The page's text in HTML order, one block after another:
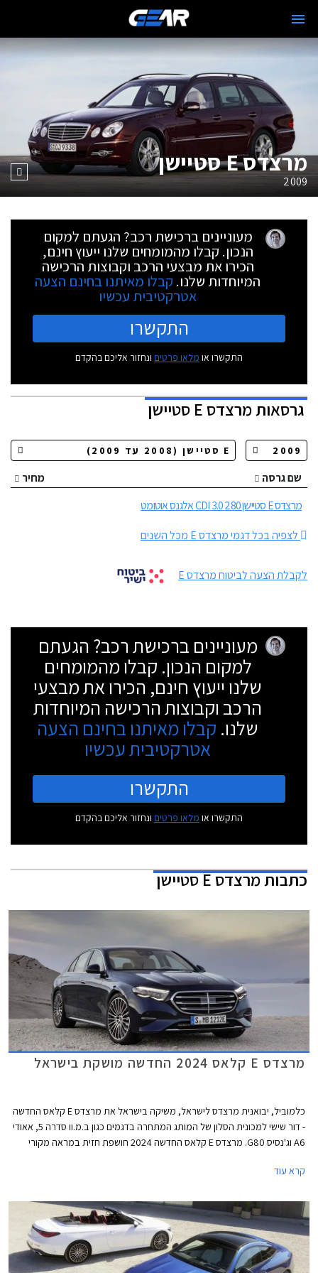
מרצדס E סטיישן
2009
מעוניינים ברכישת רכב? הגעתם למקום
הנכון. קבלו מהמומחים שלנו ייעוץ חינם,
הכירו את מבצעי הרכב וקבוצות הרכישה
המיוחדות שלנו. קבלו מאיתנו בחינם הצעה
אטרקטיבית עכשיו
התקשרו
התקשרו או מלאו פרטים ונחזור אליכם בהקדם
גרסאותמרצדס E סטיישן
שם גרסה
מחיר
מרצדס E סטיישן 280 3.0 CDI אלגנס אוטומט
לצפיה בכל דגמי מרצדס E מכל השנים
לקבלת הצעה לביטוח מרצדס E
מעוניינים ברכישת רכב? הגעתם
למקום הנכון. קבלו מהמומחים
שלנו ייעוץ חינם, הכירו את מבצעי
הרכב וקבוצות הרכישה המיוחדות
שלנו. קבלו מאיתנו בחינם הצעה
אטרקטיבית עכשיו
התקשרו
התקשרו או מלאו פרטים ונחזור אליכם בהקדם
כתבותמרצדס E סטיישן
מרצדס E קלאס 2024 החדשה מושקת בישראל
כלמוביל, יבואנית מרצדס לישראל, משיקה בישראל את מרצדס E קלאס החדשה
- דור שישי למכונית הסלון של המותג המתחרה בדגמים כגון ב.מ.וו סדרה 5, אאודי
A6 וג'נסיס G80. מרצדס E קלאס החדשה 2024 חושפת חזית במראה מקורי
עם מסגרת עבה בצבע שחור מבריק, הגולשת אל עבר הפנסים הקדמיים אשר
סורגים קלאסי בגימור כרום. מאחור ניתן לזהות חותמת תאורה ייחודית בצורת
סמל הכוכב של מרצדס.
קרא עוד